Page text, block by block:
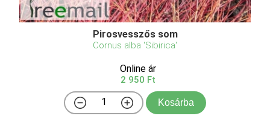
Pirosvesszős som
Cornus alba 'Sibirica'
Online ár
2 950 Ft
Kosárba